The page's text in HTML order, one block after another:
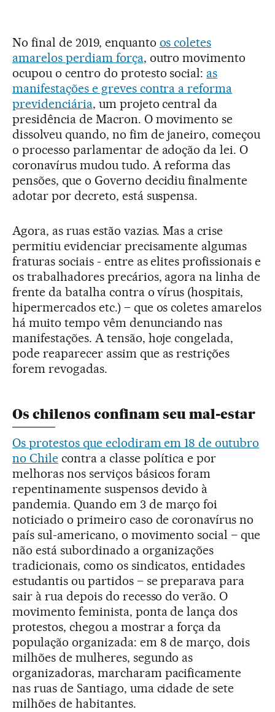
No final de 2019, enquanto os coletes
amarelos perdiam força, outro movimento
ocupou o centro do protesto social: as
manifestações e greves contra a reforma
previdenciária, um projeto central da
presidência de Macron. O movimento se
dissolveu quando, no fim de janeiro, começou
o processo parlamentar de adoção da lei. O
coronavírus mudou tudo. A reforma das
pensões, que o Governo decidiu finalmente
adotar por decreto, está suspensa.
Agora, as ruas estão vazias. Mas a crise
permitiu evidenciar precisamente algumas
fraturas sociais - entre as elites profissionais e
os trabalhadores precários, agora na linha de
frente da batalha contra o vírus (hospitais,
hipermercados etc.) – que os coletes amarelos
há muito tempo vêm denunciando nas
manifestações. A tensão, hoje congelada,
pode reaparecer assim que as restrições
forem revogadas.
Os chilenos confinam seu mal-estar
Os protestos que eclodiram em 18 de outubro
no Chilecontra a classe política e por
melhoras nos serviços básicos foram
repentinamente suspensos devido à
pandemia. Quando em 3 de março foi
noticiado o primeiro caso de coronavírus no
país sul-americano, o movimento social – que
não está subordinado a organizações
tradicionais, como os sindicatos, entidades
estudantis ou partidos – se preparava para
sair à rua depois do recesso do verão. O
movimento feminista, ponta de lança dos
protestos, chegou a mostrar a força da
população organizada: em 8 de março, dois
milhões de mulheres, segundo as
organizadoras, marcharam pacificamente
nas ruas de Santiago, uma cidade de sete
milhões de habitantes.